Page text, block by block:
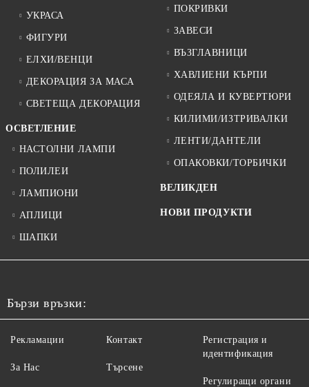
УКРАСА
ФИГУРИ
ЕЛХИ/ВЕНЦИ
ДЕКОРАЦИЯ ЗА МАСА
СВЕТЕЩА ДЕКОРАЦИЯ
ОСВЕТЛЕНИЕ
НАСТОЛНИ ЛАМПИ
ПОЛИЛЕИ
ЛАМПИОНИ
АПЛИЦИ
ШАПКИ
ПОКРИВКИ
ЗАВЕСИ
ВЪЗГЛАВНИЦИ
ХАВЛИЕНИ КЪРПИ
ОДЕЯЛА И КУВЕРТЮРИ
КИЛИМИ/ИЗТРИВАЛКИ
ЛЕНТИ/ДАНТЕЛИ
ОПАКОВКИ/ТОРБИЧКИ
ВЕЛИКДЕН
НОВИ ПРОДУКТИ
Бързи връзки:
Рекламации
За Нас
Контакт
Търсене
Регистрация и
идентификация
Регулиращи органи